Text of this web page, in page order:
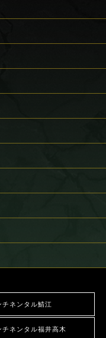
チネンタル鯖江
チネンタル福井高木